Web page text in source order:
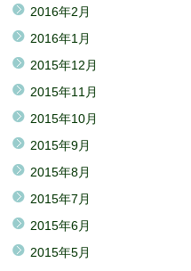
2016年2月
2016年1月
2015年12月
2015年11月
2015年10月
2015年9月
2015年8月
2015年7月
2015年6月
2015年5月